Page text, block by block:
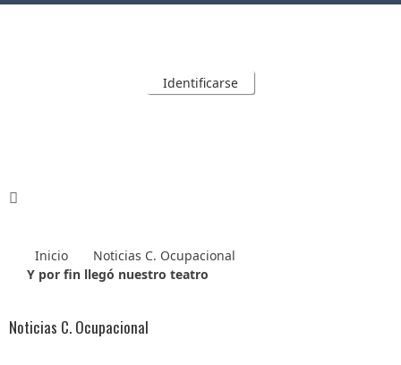
Identificarse
Inicio
Noticias C. Ocupacional
Y por fin llegó nuestro teatro
Noticias C. Ocupacional